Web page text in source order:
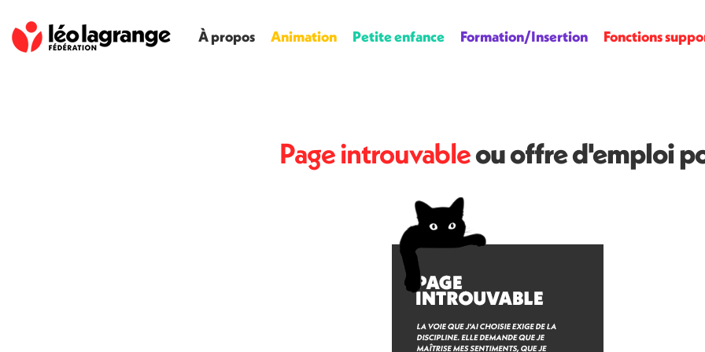
À propos Animation Petite enfance Formation/Insertion Fonctions
Page introuvableou offre d'emploi